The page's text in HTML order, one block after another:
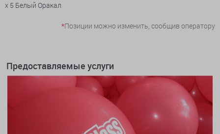
x 5 Белый Оракал
*Позиции можно изменить, сообщив оператору
Предоставляемые услуги